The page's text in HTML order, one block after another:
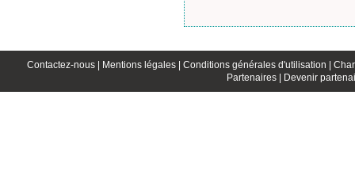
Contactez-nous | Mentions légales | Conditions générales d'utilisation |
Partenaires |
Devenir